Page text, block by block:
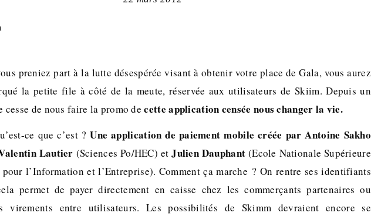
preniez part à la lutte désespérée visant à obtenir votre place de Gala, vous aurez
la petite file à côté de la meute, réservée aux utilisateurs de Skiim. Depuis un
cesse de nous faire la promo decette application censée nous changer la vie.
ce que c’est ? Une application de paiement mobile créée par Antoine Sakho
Lautier (Sciences Po/HEC) etJulien Dauphant (Ecole Nationale Supérieure
l’Information et l’Entreprise). Comment ça marche ? On rentre ses identifiants
permet de payer directement en caisse chez les commerçants partenaires ou
virements entre utilisateurs. Les possibilités de Skimm devraient encore se